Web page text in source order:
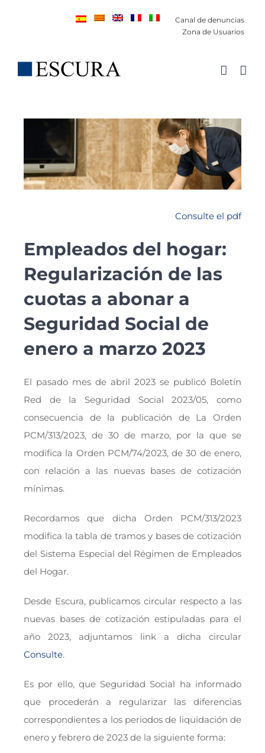
Canal de denuncias
Zona de Usuarios
Consulte el pdf
Empleados del hogar:
Regularización de las
cuotas a abonar a
Seguridad Social de
enero a marzo 2023
El pasado mes de abril 2023 se publicó Boletín
Red de la Seguridad Social 2023/05, como
consecuencia de la publicación de La Orden
PCM/313/2023, de 30 de marzo, por la que se
modifica la Orden PCM/74/2023, de 30 de enero,
con relación a las nuevas bases de cotización
mínimas.
Recordamos que dicha Orden PCM/313/2023
modifica la tabla de tramos y bases de cotización
del Sistema Especial del Régimen de Empleados
del Hogar.
Desde Escura, publicamos circular respecto a las
nuevas bases de cotización estipuladas para el
año 2023, adjuntamos link a dicha circular
Consulte.
Es por ello, que Seguridad Social ha informado
que procederán a regularizar las diferencias
correspondientes a los periodos de liquidación de
enero y febrero de 2023 de la siguiente forma: